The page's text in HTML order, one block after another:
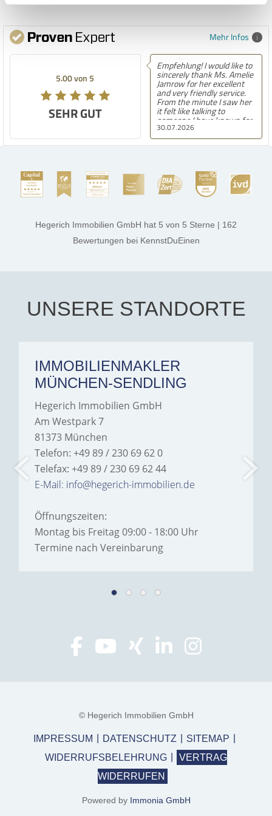
Mehr Infos
5.00 von 5
SEHR GUT
30.07.2026
Empfehlung! I would like to
sincerely thank Ms. Amelie
Jamrow for her excellent
and very friendly service.
From the minute I saw her
it felt like talking to
someone I have known for
a long time. She was so
kind to me and my family.
The only thing I can say is
kept in touch with us
always kept us updated and
made sure we were
amazing at what she does
very confident, smart and
kind. Best of luck to her in
all her endeavors. Thank
Hegerich Immobilien GmbH hat 5 von 5 Sterne | 162
Bewertungen bei KennstDuEinen
UNSERE STANDORTE
IMMOBILIENMAKLER
MÜNCHEN-SENDLING
Hegerich Immobilien GmbH
Am Westpark 7
81373 München
Telefon: +49 89 / 230 69 62 0
Telefax: +49 89 / 230 69 62 44
E-Mail: info@hegerich-immobilien.de
Öffnungszeiten:
Montag bis Freitag 09:00 - 18:00 Uhr
Termine nach Vereinbarung
© Hegerich Immobilien GmbH
IMPRESSUM DATENSCHUTZ
SITEMAP
WIDERRUFSBELEHRUNG
VERTRAG
WIDERRUFEN
Powered by Immonia GmbH